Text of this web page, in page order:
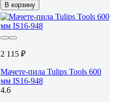
В корзину
2 115 ₽
Мачете-пила Tulips Tools 600
мм IS16-948
4.6